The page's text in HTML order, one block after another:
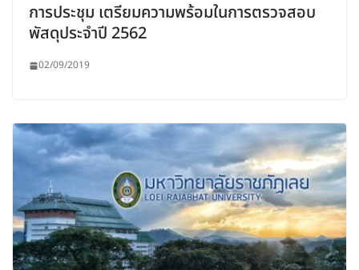
การประชุม เตรียมความพร้อมในการตรวจสอบ
พัสดุประจำปี 2562
02/09/2019